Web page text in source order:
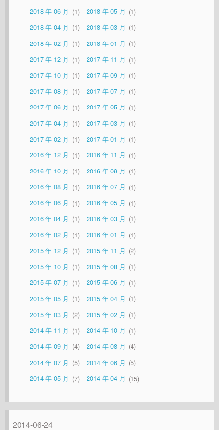
2018 年 06 月
1 2018 年 05 月
1
2018 年 04 月
1 2018 年 03 月
1
2018 年 02 月
1 2018 年 01 月
1
2017 年 12 月
1 2017 年 11 月
1
2017 年 10 月
1 2017 年 09 月
1
2017 年 08 月
1 2017 年 07 月
1
2017 年 06 月
1 2017 年 05 月
1
2017 年 04 月
1 2017 年 03 月
1
2017 年 02 月
1 2017 年 01 月
1
2016 年 12 月
1 2016 年 11 月
1
2016 年 10 月
1 2016 年 09 月
1
2016 年 08 月
1 2016 年 07 月
1
2016 年 06 月
1 2016 年 05 月
1
2016 年 04 月
1 2016 年 03 月
1
2016 年 02 月
1 2016 年 01 月
1
2015 年 12 月
1 2015 年 11 月
2
2015 年 10 月
1 2015 年 08 月
1
2015 年 07 月
1 2015 年 06 月
1
2015 年 05 月
1 2015 年 04 月
1
2015 年 03 月
2 2015 年 02 月
1
2014 年 11 月
1 2014 年 10 月
1
2014 年 09 月
4 2014 年 08 月
4
2014 年 07 月
5 2014 年 06 月
5
2014 年 05 月
7 2014 年 04 月 15
2014-06-24